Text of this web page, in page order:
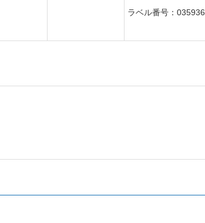
ラベル番号：035936